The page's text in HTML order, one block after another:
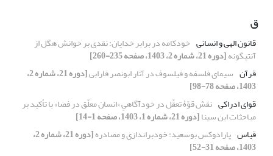
ق
قانون الهی و انسانی خودکامه در برابر خدایان: نقدی بر خوانش هگل از
آنتیگونه[دوره 21، شماره 2، 1403، صفحه 235-260]
قرآن سیمای فلسفه و فیلسوف در آثار ابونصر فارابی [دوره 21، شماره 2،
1403، صفحه 78-98]
قوای ادراکی نقش قوّۀ تعقّل در خودآگاهیِ «انسان معلّق در فضا» با تأکید بر
مباحثات ابن سینا[دوره 21، شماره 1، 1403، صفحه 1-14]
قیاس پارادوکس بوسعید: خودبراندازی و مصادره [دوره 21، شماره 2،
1403، صفحه 31-52]